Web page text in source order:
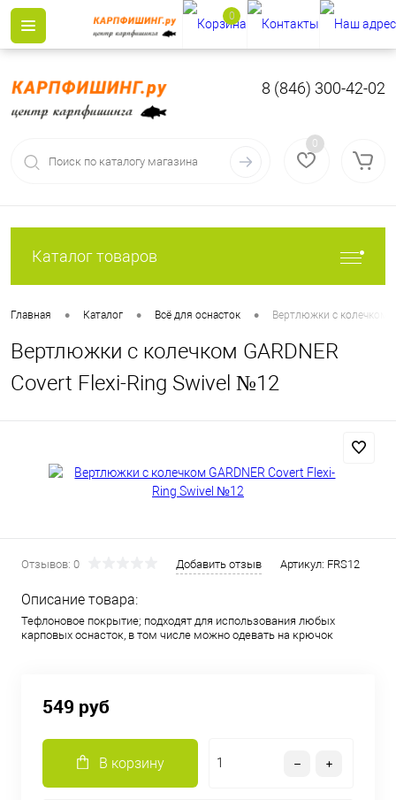
8 (846) 300-42-02
0
Каталог товаров
Главная • Каталог • Всё для оснасток • Вертлюжки с колечком
Вертлюжки с колечком GARDNER
Covert Flexi-Ring Swivel №12
Отзывов: 0 Добавить отзыв Артикул: FRS12
Описание товара:
Тефлоновое покрытие; подходят для использования любых
карповых оснасток, в том числе можно одевать на крючок
549 руб
В корзину
0